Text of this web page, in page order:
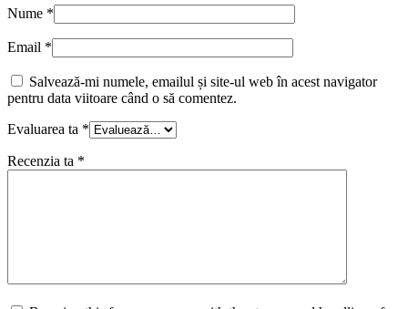
Nume *
Email *
Salvează-mi numele, emailul și site-ul web în acest navigator
pentru data viitoare când o să comentez.
Evaluarea ta *
Recenzia ta *